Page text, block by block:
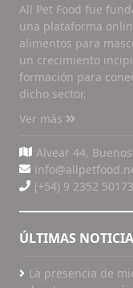
All Pet Food fue
una plataforma
alimentos para
un crecimiento
formación para
dicho sector.
Ver más
Alvear 44,
(+54) 9 2352
ÚLTIMAS
La presencia de